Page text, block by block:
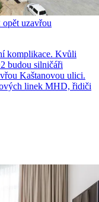
uzavřou
komplikace. Kvůli
budou silničáři
Kaštanovou ulici.
linek MHD, řidiči